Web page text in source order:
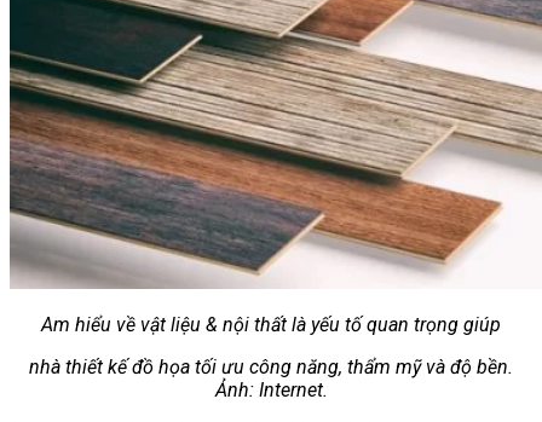
Am hiểu về vật liệu & nội thất là yếu tố quan trọng giúp
nhà thiết kế đồ họa tối ưu công năng, thẩm mỹ và độ bền.
Ảnh: Internet.